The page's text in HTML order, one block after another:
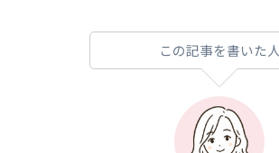
この記事を書いた人